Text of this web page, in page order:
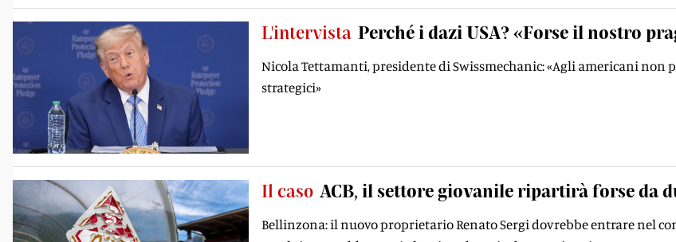
L'intervista Perché i dazi USA? «Forse il nostro
Nicola Tettamanti, presidente di Swissmechanic: «Agli americani non
strategici»
Il caso ACB, il settore giovanile ripartirà forse da
Bellinzona: il nuovo proprietario Renato Sergi dovrebbe entrare nel